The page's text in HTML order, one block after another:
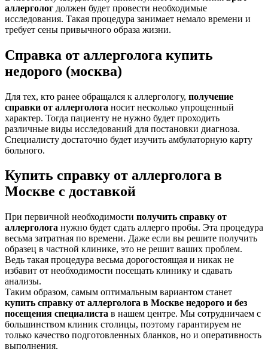
аллерголог должен будет провести необходимые
исследования. Такая процедура занимает немало времени и
требует сены привычного образа жизни.
Справка от аллерголога купить
недорого (москва)
Для тех, кто ранее обращался к аллергологу, получение
справки от аллерголога носит несколько упрощенный
характер. Тогда пациенту не нужно будет проходить
различные виды исследований для постановки диагноза.
Специалисту достаточно будет изучить амбулаторную карту
больного.
Купить справку от аллерголога в
Москве с доставкой
При первичной необходимости получить справку от
аллерголога нужно будет сдать аллерго пробы. Эта процедура
весьма затратная по времени. Даже если вы решите получить
образец в частной клинике, это не решит ваших проблем.
Ведь такая процедура весьма дорогостоящая и никак не
избавит от необходимости посещать клинику и сдавать
анализы.
Таким образом, самым оптимальным вариантом станет
купить справку от аллерголога в Москве недорого и без
посещения специалиста в нашем центре. Мы сотрудничаем с
большинством клиник столицы, поэтому гарантируем не
только качество подготовленных бланков, но и оперативность
выполнения.